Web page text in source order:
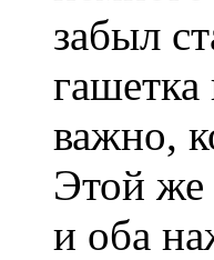
забыл
важно,
Этой же
и оба